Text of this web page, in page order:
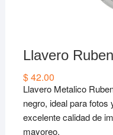
Llavero
$42.00
Llavero Metalico
negro, ideal para
excelente calidad de
mayoreo.